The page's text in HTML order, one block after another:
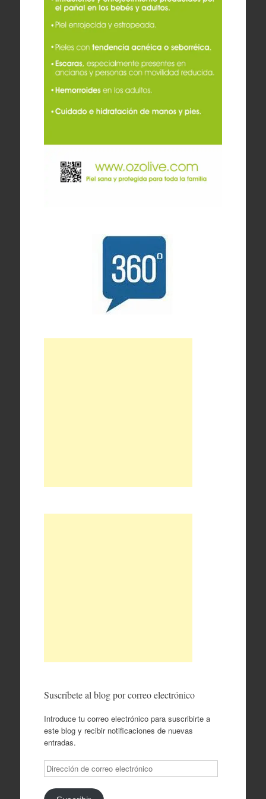
Suscríbete al blog por correo electrónico
Introduce tu correo electrónico para suscribirte a
este blog y recibir notificaciones de nuevas
entradas.
Dirección
de
correo